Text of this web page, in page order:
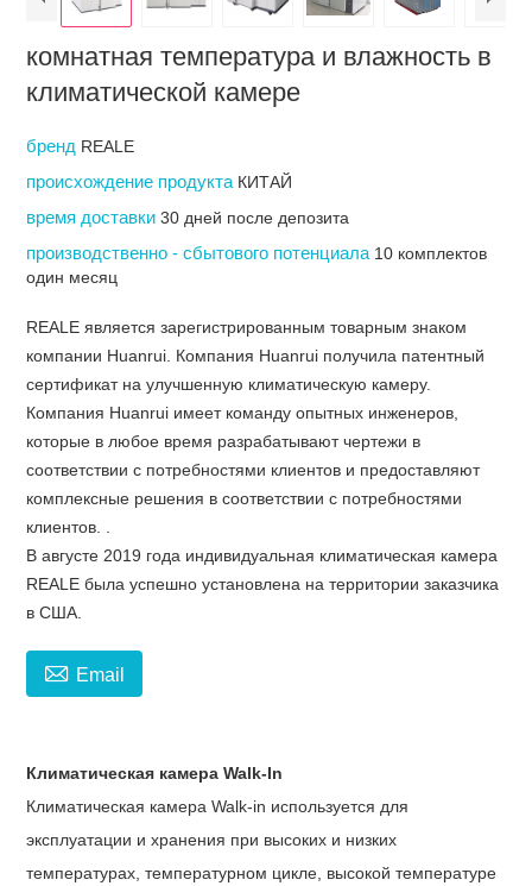
комнатная температура и влажность в
климатической камере
бренд REALE
происхождение продукта КИТАЙ
время доставки30 дней после депозита
производственно - сбытового потенциала 10 комплектов
один месяц
REALE является зарегистрированным товарным знаком
компании Huanrui. Компания Huanrui получила патентный
сертификат на улучшенную климатическую камеру.
Компания Huanrui имеет команду опытных инженеров,
которые в любое время разрабатывают чертежи в
соответствии с потребностями клиентов и предоставляют
комплексные решения в соответствии с потребностями
клиентов. .
В августе 2019 года индивидуальная климатическая камера
REALE была успешно установлена ​​на территории заказчика
в США.
 Email
Климатическая камера Walk-In
Климатическая камера Walk-in используется для
эксплуатации и хранения при высоких и низких
температурах, температурном цикле, высокой температуре